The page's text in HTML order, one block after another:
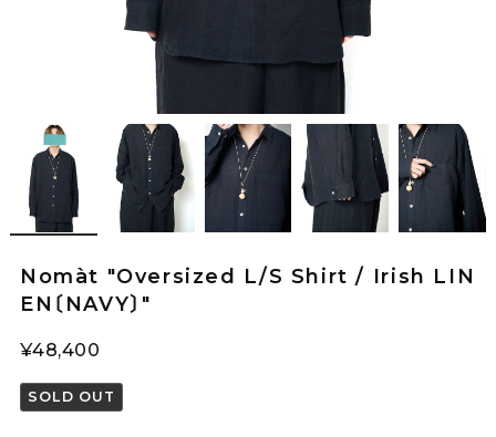
Nomàt "Oversized L/S Shirt / Irish LIN
EN〔NAVY〕"
¥48,400
SOLD OUT